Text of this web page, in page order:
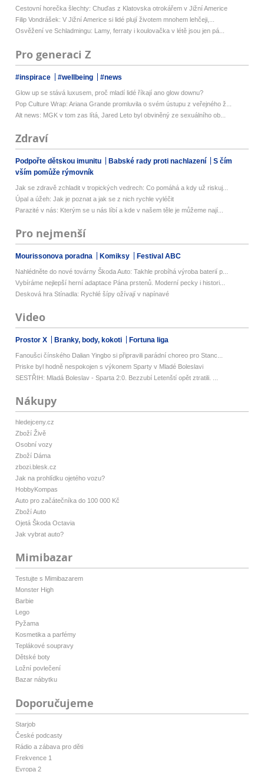
Cestovní horečka šlechty: Chuďas z Klatovska otrokářem v Jižní Americe
Filip Vondrášek: V Jižní Americe si lidé plují životem mnohem lehčeji,...
Osvěžení ve Schladmingu: Lamy, ferraty i koulovačka v létě jsou jen pá...
Pro generaci Z
#inspirace #wellbeing #news
Glow up se stává luxusem, proč mladí lidé říkají ano glow downu?
Pop Culture Wrap: Ariana Grande promluvila o svém ústupu z veřejného ž...
Alt news: MGK v tom zas lítá, Jared Leto byl obviněný ze sexuálního ob...
Zdraví
Podpořte dětskou imunitu Babské rady proti nachlazení
S čím
vším pomůže rýmovník
Jak se zdravě zchladit v tropických vedrech: Co pomáhá a kdy už riskuj...
Úpal a úžeh: Jak je poznat a jak se z nich rychle vyléčit
Parazité v nás: Kterým se u nás líbí a kde v našem těle je můžeme nají...
Pro nejmenší
Mourissonova poradna Komiksy Festival ABC
Nahlédněte do nové továrny Škoda Auto: Takhle probíhá výroba baterií p...
Vybíráme nejlepší herní adaptace Pána prstenů. Moderní pecky i histori...
Desková hra Stínadla: Rychlé šípy ožívají v napínavé
Video
Prostor X Branky, body, kokoti Fortuna liga
Fanoušci čínského Dalian Yingbo si připravili parádní choreo pro Stanc...
Priske byl hodně nespokojen s výkonem Sparty v Mladé Boleslavi
SESTŘIH: Mladá Boleslav - Sparta 2:0. Bezzubí Letenští opět ztratili. ...
Nákupy
hledejceny.cz
Zboží Živě
Osobní vozy
Zboží Dáma
zbozi.blesk.cz
Jak na prohlídku ojetého vozu?
HobbyKompas
Auto pro začátečníka do 100 000 Kč
Zboží Auto
Ojetá Škoda Octavia
Jak vybrat auto?
Mimibazar
Testujte s Mimibazarem
Monster High
Barbie
Lego
Pyžama
Kosmetika a parfémy
Teplákové soupravy
Dětské boty
Ložní povlečení
Bazar nábytku
Doporučujeme
Starjob
České podcasty
Rádio a zábava pro děti
Frekvence 1
Evropa 2